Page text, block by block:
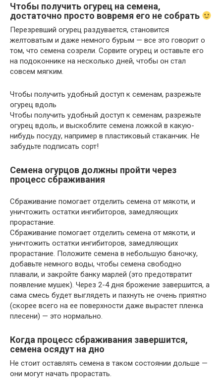
Чтобы получить огурец на семена,
достаточно просто вовремя его не собрать
Перезревший огурец раздувается, становится
желтоватым и даже немного бурым — все это говорит о
том, что семена созрели. Сорвите огурец и оставьте его
на подоконнике на несколько дней, чтобы он стал
совсем мягким.
Чтобы получить удобный доступ к семенам, разрежьте
огурец вдоль
Чтобы получить удобный доступ к семенам, разрежьте
огурец вдоль, и выскоблите семена ложкой в какую-
нибудь посуду, например в пластиковый стаканчик. Не
забудьте подписать сорт!
Семена огурцов должны пройти через
процесс сбраживания
Сбраживание помогает отделить семена от мякоти, и
уничтожить остатки ингибиторов, замедляющих
прорастание.
Сбраживание помогает отделить семена от мякоти, и
уничтожить остатки ингибиторов, замедляющих
прорастание. Положите семена в небольшую баночку,
добавьте немного воды, чтобы семена свободно
плавали, и закройте банку марлей (это предотвратит
появление мушек). Через 2-4 дня брожение завершится, а
сама смесь будет выглядеть и пахнуть не очень приятно
(скорее всего на ее поверхности даже вырастет пленка
плесени) — это нормально.
Когда процесс сбраживания завершится,
семена осядут на дно
Не стоит оставлять семена в таком состоянии дольше —
они могут начать прорастать.